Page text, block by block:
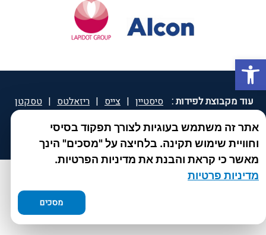
פתח סרגל נגישות
אתר זה משתמש בעוגיות לצורך תפקוד בסיסי
וחוויית שימוש תקינה. בלחיצה על "מסכים" הינך
מאשר כי קראת והבנת את מדיניות הפרטיות.
מדיניות פרטיות
מסכים
עוד מקבוצת לפידות : סיסטיין | צייס | ריזאלטס | טסקטן
| ספאטון | ספיד גרון | יוטיפרו פלוס | קוקידנט |
DROPsept ®